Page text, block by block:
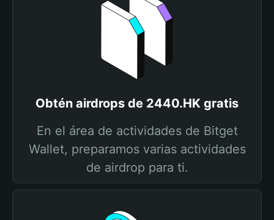
Obtén airdrops de 2440.HK gratis
En el área de actividades de Bitget
Wallet, preparamos varias actividades
de airdrop para ti.